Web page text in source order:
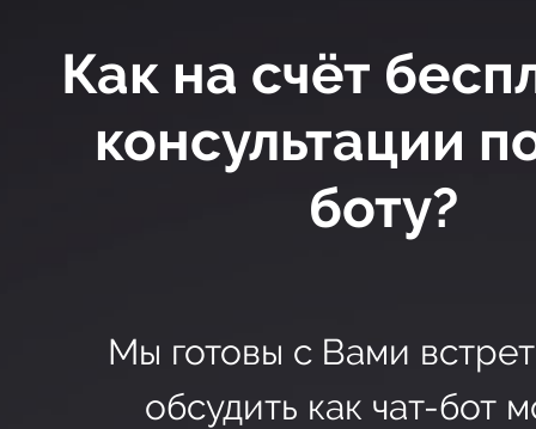
Как на счёт
консультации
боту?
Мы готовы с Вами
обсудить как чат-бот